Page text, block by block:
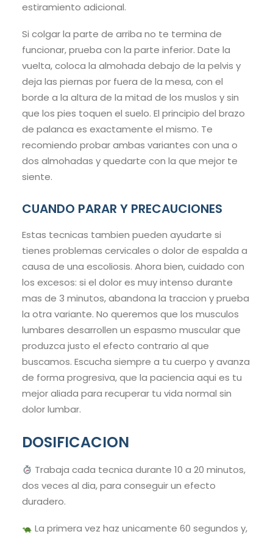
estiramiento adicional.
Si colgar la parte de arriba no te termina de
funcionar, prueba con la parte inferior. Date la
vuelta, coloca la almohada debajo de la pelvis y
deja las piernas por fuera de la mesa, con el
borde a la altura de la mitad de los muslos y sin
que los pies toquen el suelo. El principio del brazo
de palanca es exactamente el mismo. Te
recomiendo probar ambas variantes con una o
dos almohadas y quedarte con la que mejor te
siente.
CUANDO PARAR Y PRECAUCIONES
Estas tecnicas tambien pueden ayudarte si
tienes problemas cervicales o dolor de espalda a
causa de una escoliosis. Ahora bien, cuidado con
los excesos: si el dolor es muy intenso durante
mas de 3 minutos, abandona la traccion y prueba
la otra variante. No queremos que los musculos
lumbares desarrollen un espasmo muscular que
produzca justo el efecto contrario al que
buscamos. Escucha siempre a tu cuerpo y avanza
de forma progresiva, que la paciencia aqui es tu
mejor aliada para recuperar tu vida normal sin
dolor lumbar.
DOSIFICACION
Trabaja cada tecnica durante 10 a 20 minutos,
dos veces al dia, para conseguir un efecto
duradero.
La primera vez haz unicamente 60 segundos y,